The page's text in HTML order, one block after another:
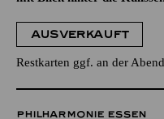
Zweistündiger öffentlicher
mit Blick hinter die Kulissen
Restkarten ggf. an der